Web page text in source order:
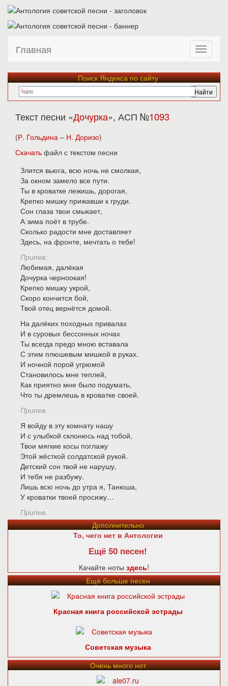
Главная
Поиск Яндекса по сайту
Текст песни «Дочурка», АСП №1093
(Р. Гольдина – Н. Доризо)
Скачать файл с текстом песни
Злится вьюга, всю ночь не смолкая,
За окном замело все пути.
Ты в кроватке лежишь, дорогая,
Крепко мишку прижавши к груди.
Сон глаза твои смыкает,
А зима поёт в трубе.
Сколько радости мне доставляет
Здесь, на фронте, мечтать о тебе!
Припев:
Любимая, далёкая
Дочурка черноокая!
Крепко мишку укрой,
Скоро кончится бой,
Твой отец вернётся домой.
На далёких походных привалах
И в суровых бессонных ночах
Ты всегда предо мною вставала
С этим плюшевым мишкой в руках.
И ночной порой угрюмой
Становилось мне теплей,
Как приятно мне было подумать,
Что ты дремлешь в кроватке своей.
Припев.
Я войду в эту комнату нашу
И с улыбкой склонюсь над тобой,
Твои мягкие косы поглажу
Этой жёсткой солдатской рукой.
Детский сон твой не нарушу,
И тебя не разбужу.
Лишь всю ночь до утра я, Танюша,
У кроватки твоей просижу…
Припев.
Дополнительно
То, чего нет в Антологии
Ещё 50 песен!
Качайте ноты здесь!
Ещё больше песен
Красная книга российской эстрады
Советская музыка
Очень много нот